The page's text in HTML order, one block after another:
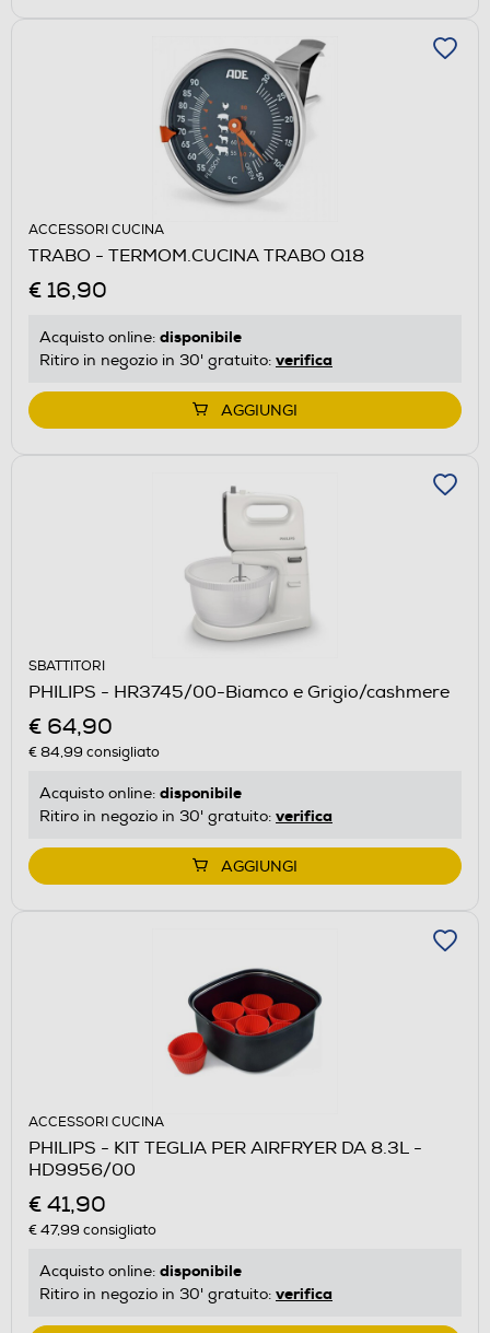
ACCESSORI CUCINA
TRABO - TERMOM.CUCINA TRABO Q18
€ 16,90
Acquisto online: disponibile
Ritiro in negozio in 30' gratuito: verifica
AGGIUNGI
SBATTITORI
PHILIPS - HR3745/00-Biamco e Grigio/cashmere
€ 64,90
€ 84,99 consigliato
Acquisto online: disponibile
Ritiro in negozio in 30' gratuito: verifica
AGGIUNGI
ACCESSORI CUCINA
PHILIPS - KIT TEGLIA PER AIRFRYER DA 8.3L -
HD9956/00
€ 41,90
€ 47,99 consigliato
Acquisto online: disponibile
Ritiro in negozio in 30' gratuito: verifica